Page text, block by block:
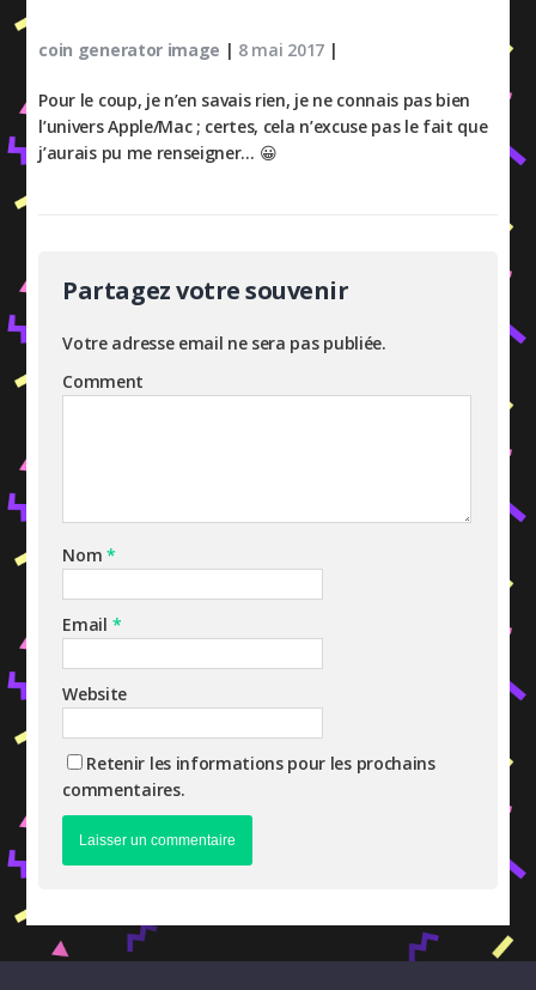
coin generator image | 8 mai 2017|
Pour le coup, je n’en savais rien, je ne connais pas bien
l’univers Apple/Mac ; certes, cela n’excuse pas le fait que
j’aurais pu me renseigner… 😀
Partagez votre souvenir
Votre adresse email ne sera pas publiée.
Comment
Nom*
Email *
Website
Retenir les informations pour les prochains
commentaires.